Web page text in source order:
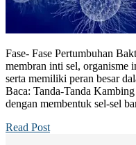
Fase- Fase Pertumbuhan
membran inti sel, organisme
serta memiliki peran besar
Baca: Tanda-Tanda
dengan membentuk sel-sel
Read Post